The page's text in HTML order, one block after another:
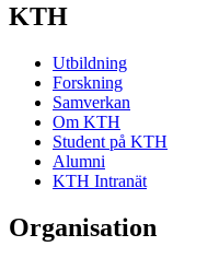
KTH
Utbildning
Forskning
Samverkan
Om KTH
Student på KTH
Alumni
KTH Intranät
Organisation